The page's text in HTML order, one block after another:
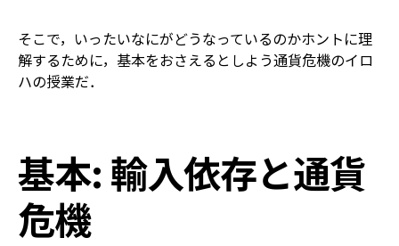
そこで，いったいなにがどうなっているのかホントに理
解するために，基本をおさえるとしよう――通貨危機のイロ
ハの授業だ．
基本: 輸入依存と通貨
危機